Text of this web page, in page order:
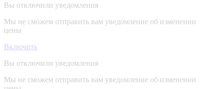
Вы отключили уведомления
Мы не сможем отправить вам уведомление об изменении
цены
Включить
Вы отключили уведомления
Мы не сможем отправить вам уведомление об изменении